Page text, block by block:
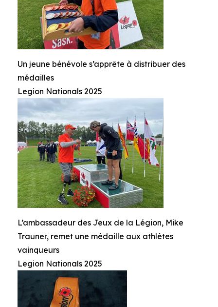
Un jeune bénévole s’apprête à distribuer des
médailles
Legion Nationals 2025
L’ambassadeur des Jeux de la Légion, Mike
Trauner, remet une médaille aux athlètes
vainqueurs
Legion Nationals 2025